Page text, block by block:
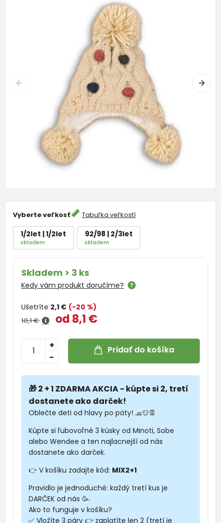
Vyberte veľkosť Tabuľka veľkostí
1/2let | 1/2let
skladem
92/98 | 2/3let
skladem
Skladem > 3 ks
Kedy vám produkt doručíme?
Ušetríte 2,1 € (-20 %)
10,1 € od 8,1 €
-
+ Pridať do košíka
🎁 2 + 1 ZDARMA AKCIA - kúpte si 2, tretí
dostanete ako darček!
Oblečte deti od hlavy po päty! 🧢👕👖
Kúpte si ľubovoľné 3 kúsky od Minoti, Sobe
alebo Wendee a ten najlacnejší od nás
dostanete ako darček.
👉 V košíku zadajte kód: MIX2+1
Pravidlo je jednoduché: každý tretí kus je
DARČEK od nás 🥳.
Ako to funguje v košíku?
✅ Vložíte 3 páry 👉 zaplatíte len 2 (tretí je